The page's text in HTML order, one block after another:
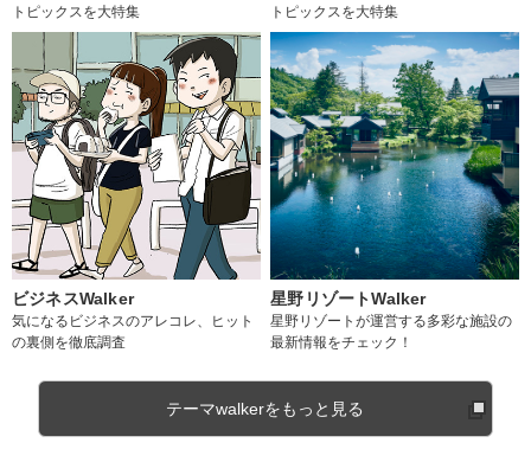
トピックスを大特集
トピックスを大特集
ビジネスWalker
気になるビジネスのアレコレ、ヒット
の裏側を徹底調査
星野リゾートWalker
星野リゾートが運営する多彩な施設の
最新情報をチェック！
テーマwalkerをもっと見る